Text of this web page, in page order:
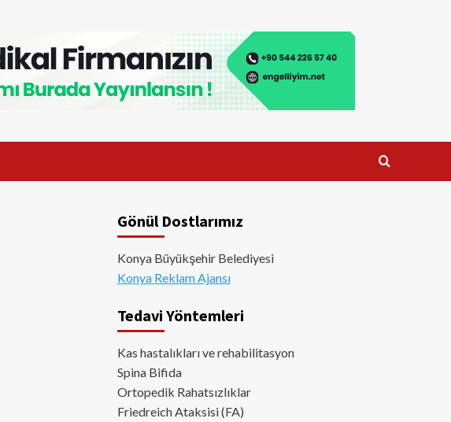
Gönül Dostlarımız
Konya Büyükşehir Belediyesi
Konya Reklam Ajansı
Tedavi Yöntemleri
Kas hastalıkları ve rehabilitasyon
Spina Bifida
Ortopedik Rahatsızlıklar
Friedreich Ataksisi (FA)